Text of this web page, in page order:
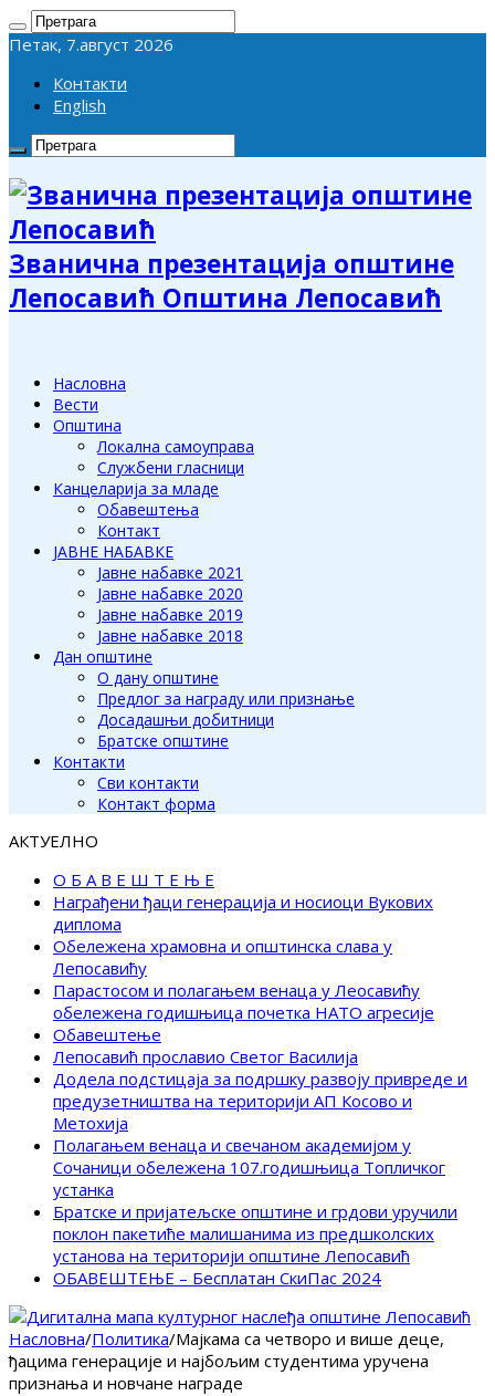
Петак, 7.август 2026
Контакти
English
Званична презентација општине
Лепосавић Општина Лепосавић
Насловна
Вести
Општина
Локална самоуправа
Службени гласници
Канцеларија за младе
Обавештења
Контакт
ЈАВНЕ НАБАВКЕ
Јавне набавке 2021
Јавне набавке 2020
Јавне набавке 2019
Јавне набавке 2018
Дан општине
О дану општине
Предлог за награду или признање
Досадашњи добитници
Братске општине
Контакти
Сви контакти
Контакт форма
АКТУЕЛНО
О Б А В Е Ш Т Е Њ Е
Награђени ђаци генерација и носиоци Вукових
диплома
Обележена храмовна и општинска слава у
Лепосавићу
Парастосом и полагањем венаца у Леосавићу
обележена годишњица почетка НАТО агресије
Обавештење
Лепосавић прославио Светог Василија
Додела подстицаја за подршку развоју привреде и
предузетништва на територији АП Косово и
Метохија
Полагањем венаца и свечаном академијом у
Сочаници обележена 107.годишњица Топличког
устанка
Братске и пријатељске општине и грдови уручили
поклон пакетиће малишанима из предшколских
установа на територији општине Лепосавић
ОБАВЕШТЕЊЕ – Бесплатан СкиПас 2024
Насловна/Политика/Мајкама са четворо и више деце,
ђацима генерације и најбољим студентима уручена
признања и новчане награде